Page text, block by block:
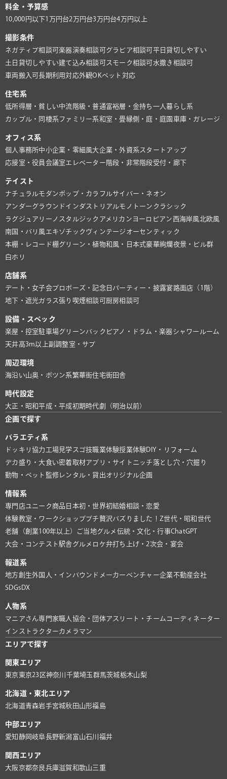
料金・予算感
10,000円以下1万円台2万円台3万円台4万円以上
撮影条件
ネガティブ相談可楽器演奏相談可 グラビア相談可 平日貸切しやすい
土日貸切しやすい建て込み相談可 スモーク相談可 水撒き相談可
車両搬入可長期利用対応外観OKペット対応
住宅系
低所得層・貧しい中流階級・普通富裕層・金持ち 一人暮らし系
カップル・同棲系ファミリー系和室・畳縁側・庭・庭園 車庫・ガレージ
オフィス系
個人事務所中小企業・零細風大企業・外資系スタートアップ
応接室・役員会議室 エレベーター 階段・非常階段受付・廊下
テイスト
ナチュラルモダンポップ・カラフルサイバー・ネオン
アンダーグラウンド インダストリアルモノトーン クラシック
ラグジュアリー ノスタルジック アメリカン ヨーロピアン 西海岸風北欧風
南国・バリ風 エキゾチック ヴィンテージ オーセンティック
本棚・レコード棚グリーン・植物和風・日本式豪華絢爛夜景・ビル群
白ホリ
店舗系
デート・女子会プロポーズ・記念日 パーティー・披露宴路面店（1階）
地下・遮光ガラス張り 喫煙相談可 厨房相談可
設備・スペック
楽屋・控室駐車場グリーンバック ピアノ・ドラム・楽器シャワールーム
天井高3m以上副調整室・サブ
周辺環境
海沿い山奥・ポツン系繁華街住宅街田舎
時代設定
大正・昭和平成・平成初期時代劇（明治以前）
企画で探す
バラエティ系
ドッキリ協力 工場見学 スゴ技職業体験授業体験 DIY・リフォーム
デカ盛り・大食い密着取材アプリ・サイト ニッチ落とし穴・穴掘り
動物・ペット 監修 レンタル・貸出オリジナル企画
情報系
専門店ユニーク商品 日本初・世界初結婚相談・恋愛
体験教室・ワークショッププチ贅沢バズりました！ Z世代・昭和世代
老舗（創業100年以上）
ご当地グルメ 伝統・文化・行事ChatGPT
大会・コンテスト 駅舎グルメ ロケ弁打ち上げ・2次会・宴会
報道系
地方創生外国人・インバウンド メーカー ベンチャー企業不動産会社
SDGs DX
人物系
マニアさん専門家 職人 協会・団体アスリート・チーム コーディネーター
インストラクターカメラマン
エリアで探す
関東エリア
東京 東京23区神奈川 千葉埼玉群馬茨城栃木山梨
北海道・東北エリア
北海道青森岩手宮城秋田 山形福島
中部エリア
愛知 静岡 岐阜長野新潟富山石川 福井
関西エリア
大阪京都奈良兵庫滋賀和歌山 三重